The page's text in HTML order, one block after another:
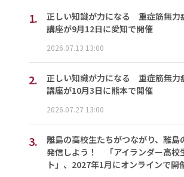
1.
正しい知識が力になる 重症筋無力
講座が9月12日に愛知で開催
2026.07.13 13:00
2.
正しい知識が力になる 重症筋無力
講座が10月3日に熊本で開催
2026.07.27 13:00
3.
離島の高校生たちがつながり、離島
発信しよう！ 「アイランダー高校
ト」、2027年1月にオンラインで開